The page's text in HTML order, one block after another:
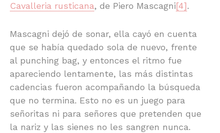
Cavalleria rusticana, de Piero Mascagni[4].
Mascagni dejó de sonar, ella cayó en cuenta
que se había quedado sola de nuevo, frente
al punching bag, y entonces el ritmo fue
apareciendo lentamente, las más distintas
cadencias fueron acompañando la búsqueda
que no termina. Esto no es un juego para
señoritas ni para señores que pretenden que
la nariz y las sienes no les sangren nunca.